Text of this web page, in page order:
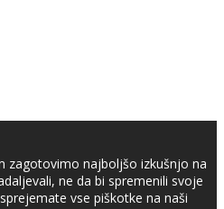
zagotovimo najboljšo izkušnjo na
ne da bi spremenili svoje
vse piškotke na naši